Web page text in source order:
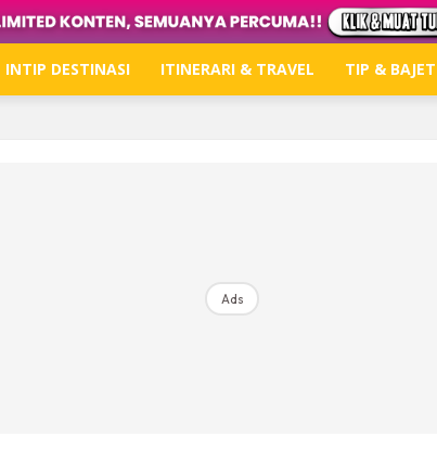
INTIP DESTINASI ITINERARI & TRAVEL TIP & BAJET
Ads